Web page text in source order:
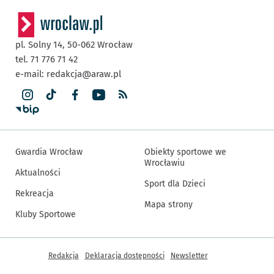
pl. Solny 14, 50-062 Wrocław
tel. 71 776 71 42
e-mail: redakcja@araw.pl
Gwardia Wrocław
Aktualności
Rekreacja
Kluby Sportowe
Obiekty sportowe we
Wrocławiu
Sport dla Dzieci
Mapa strony
Inne informacje
Redakcja Deklaracja dostępności Newsletter